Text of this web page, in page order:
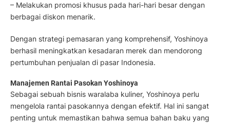
– Melakukan promosi khusus pada hari-hari besar dengan
berbagai diskon menarik.
Dengan strategi pemasaran yang komprehensif, Yoshinoya
berhasil meningkatkan kesadaran merek dan mendorong
pertumbuhan penjualan di pasar Indonesia.
Manajemen Rantai Pasokan Yoshinoya
Sebagai sebuah bisnis waralaba kuliner, Yoshinoya perlu
mengelola rantai pasokannya dengan efektif. Hal ini sangat
penting untuk memastikan bahwa semua bahan baku yang